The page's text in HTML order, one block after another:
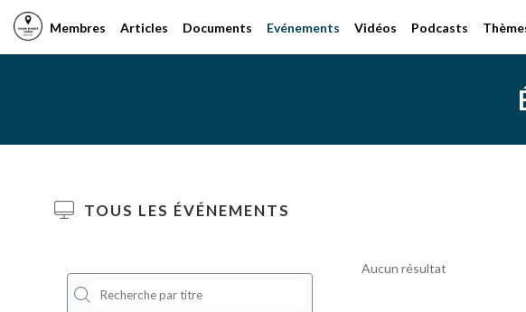
Membres Articles Documents Evénements Vidéos Podcasts
TOUS LES ÉVÉNEMENTS
Aucun résultat